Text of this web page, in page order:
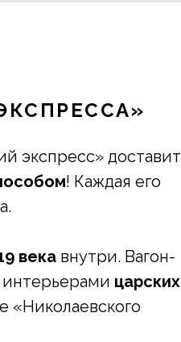
экспресс» доставит
! Каждая его
века внутри. Вагон-
царских
«Николаевского